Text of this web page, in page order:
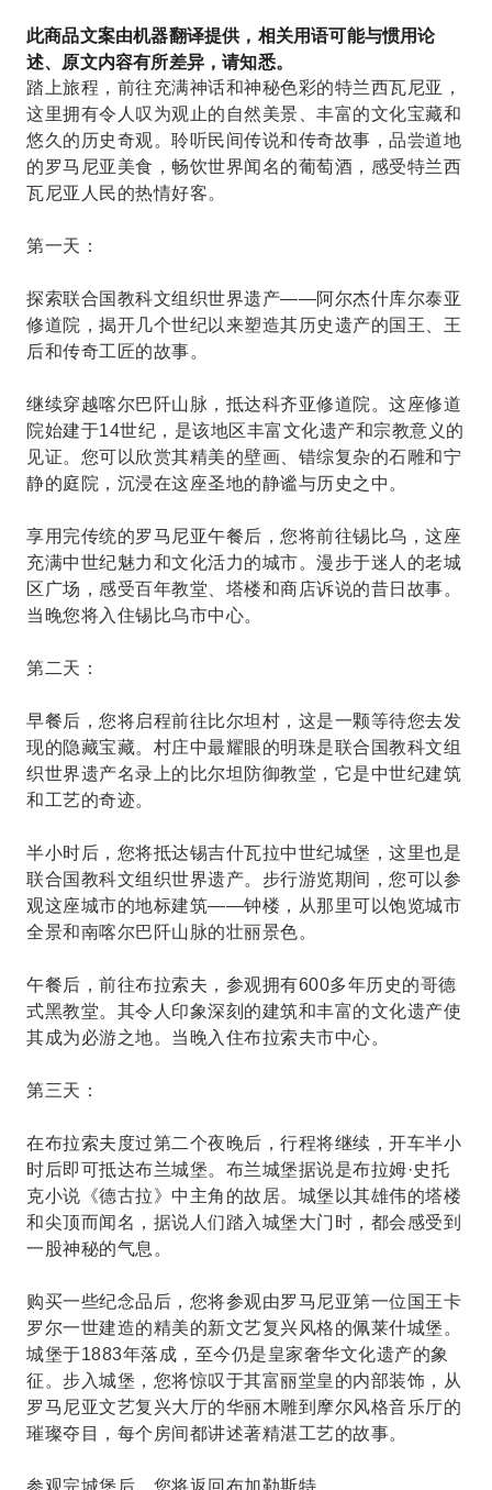
此商品文案由机器翻译提供，相关用语可能与惯用论
述、原文内容有所差异，请知悉。
踏上旅程，前往充满神话和神秘色彩的特兰西瓦尼亚，
这里拥有令人叹为观止的自然美景、丰富的文化宝藏和
悠久的历史奇观。聆听民间传说和传奇故事，品尝道地
的罗马尼亚美食，畅饮世界闻名的葡萄酒，感受特兰西
瓦尼亚人民的热情好客。
第一天：
探索联合国教科文组织世界遗产——阿尔杰什库尔泰亚
修道院，揭开几个世纪以来塑造其历史遗产的国王、王
后和传奇工匠的故事。
继续穿越喀尔巴阡山脉，抵达科齐亚修道院。这座修道
院始建于14世纪，是该地区丰富文化遗产和宗教意义的
见证。您可以欣赏其精美的壁画、错综复杂的石雕和宁
静的庭院，沉浸在这座圣地的静谧与历史之中。
享用完传统的罗马尼亚午餐后，您将前往锡比乌，这座
充满中世纪魅力和文化活力的城市。漫步于迷人的老城
区广场，感受百年教堂、塔楼和商店诉说的昔日故事。
当晚您将入住锡比乌市中心。
第二天：
早餐后，您将启程前往比尔坦村，这是一颗等待您去发
现的隐藏宝藏。村庄中最耀眼的明珠是联合国教科文组
织世界遗产名录上的比尔坦防御教堂，它是中世纪建筑
和工艺的奇迹。
半小时后，您将抵达锡吉什瓦拉中世纪城堡，这里也是
联合国教科文组织世界遗产。步行游览期间，您可以参
观这座城市的地标建筑——钟楼，从那里可以饱览城市
全景和南喀尔巴阡山脉的壮丽景色。
午餐后，前往布拉索夫，参观拥有600多年历史的哥德
式黑教堂。其令人印象深刻的建筑和丰富的文化遗产使
其成为必游之地。当晚入住布拉索夫市中心。
第三天：
在布拉索夫度过第二个夜晚后，行程将继续，开车半小
时后即可抵达布兰城堡。布兰城堡据说是布拉姆·史托
克小说《德古拉》中主角的故居。城堡以其雄伟的塔楼
和尖顶而闻名，据说人们踏入城堡大门时，都会感受到
一股神秘的气息。
购买一些纪念品后，您将参观由罗马尼亚第一位国王卡
罗尔一世建造的精美的新文艺复兴风格的佩莱什城堡。
城堡于1883年落成，至今仍是皇家奢华文化遗产的象
征。步入城堡，您将惊叹于其富丽堂皇的内部装饰，从
罗马尼亚文艺复兴大厅的华丽木雕到摩尔风格音乐厅的
璀璨夺目，每个房间都讲述著精湛工艺的故事。
参观完城堡后，您将返回布加勒斯特。